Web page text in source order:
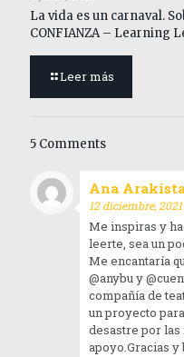
La vida es un carnaval.
CONFIANZA – Learning
Leer más
5 Comments
Ana
12 diciembre,
Me inspiras y
leerte, sea un
Me encantaría
@anybu y
compañía de
un proyecto
desastre por
apoyo.Gracias y